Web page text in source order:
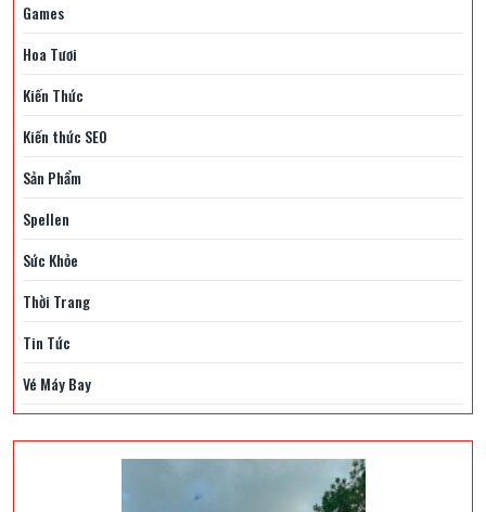
Games
Hoa Tươi
Kiến Thức
Kiến thức SEO
Sản Phẩm
Spellen
Sức Khỏe
Thời Trang
Tin Tức
Vé Máy Bay